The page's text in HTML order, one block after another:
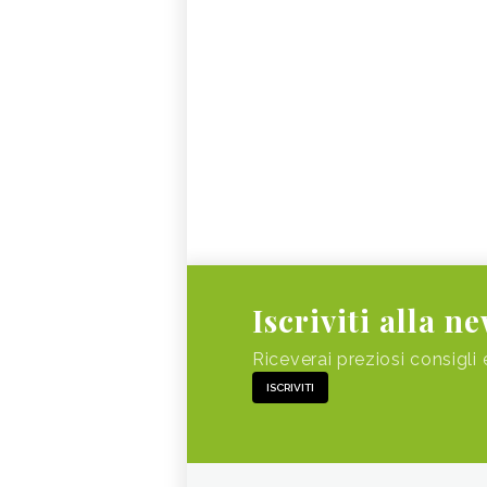
Iscriviti alla
Riceverai preziosi
ISCRIVITI